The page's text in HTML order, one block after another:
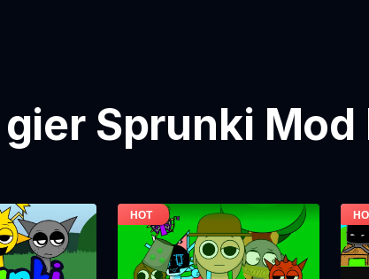
Sprunki